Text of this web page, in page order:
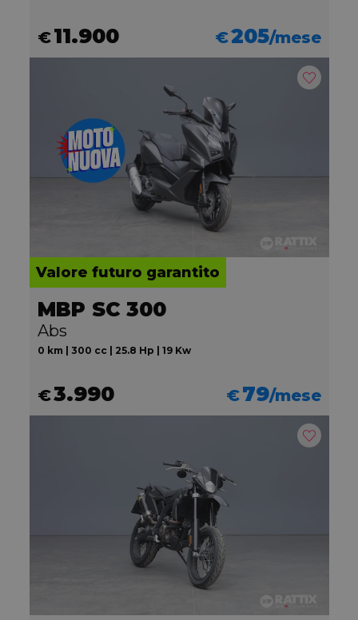
€11.900 €205/mese
Valore futuro garantito
MBP SC 300
Abs
0 km | 300 cc | 25.8 Hp | 19 Kw
€3.990 €79/mese